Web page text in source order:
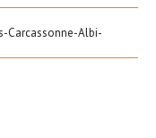
Carcassonne-Albi-